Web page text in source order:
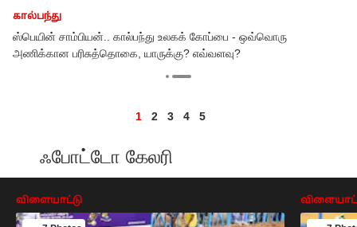
கால்பந்து
ஸ்பெயின் சாம்பியன்.. கால்பந்து உலகக் கோப்பை - ஒவ்வொரு
அணிக்கான பரிசுத்தொகை, யாருக்கு? எவ்வளவு?
1 2 3 4 5
ஃபோட்டோ கேலரி
விளையாட்டு